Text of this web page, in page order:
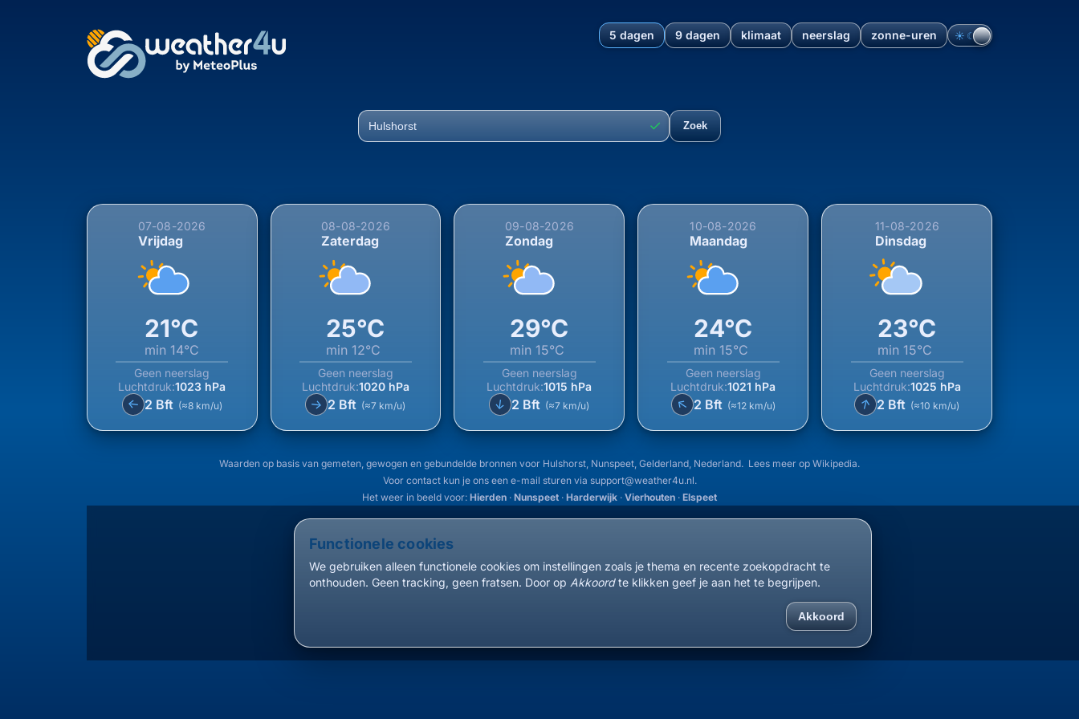
5 dagen 9 dagen klimaat neerslag zonne-uren ☀︎ ☾
5-daagse weersverwachting voor Hulshorst, Nunspeet, Gelderland,
✓ Zoek
07-08-2026
Vrijdag
21°C
min 14°C
Geen neerslag
Luchtdruk:1023 hPa
↑ 2 Bft (≈8 km/u)
08-08-2026
Zaterdag
25°C
min12°C
Geen neerslag
Luchtdruk:1020 hPa
↑ 2 Bft (≈7 km/u)
09-08-2026
Zondag
29°C
min15°C
Geen neerslag
Luchtdruk:1015 hPa
↑ 2 Bft (≈7 km/u)
10-08-2026
Maandag
24°C
min15°C
Geen neerslag
Luchtdruk:1021 hPa
↑2 Bft (≈12 km/u)
11-08-2026
Dinsdag
23°C
min15°C
Geen neerslag
Luchtdruk:1025 hPa
↑ 2 Bft (≈10 km/u)
Waarden op basis van gemeten, gewogen en gebundelde bronnen voor Hulshorst, Nunspeet, Gelderland, Nederland. Lees meer op Wikipedia.
Voor contact kun je ons een e-mail sturen via support@weather4u.nl.
Het weer in beeld voor: Hierden · Nunspeet · Harderwijk · Vierhouten · Elspeet
Functionele cookies
We gebruiken alleen functionele cookies om instellingen zoals je thema en recente zoekopdracht te
onthouden. Geen tracking, geen fratsen. Door op Akkoordte klikken geef je aan het te begrijpen.
Akkoord